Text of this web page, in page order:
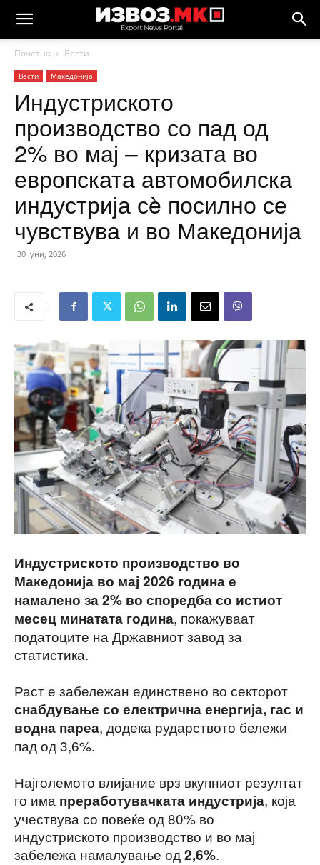
Почетна Вести
Вести Македонија
Индустриското
производство со пад од
2% во мај – кризата во
европската автомобилска
индустрија сè посилно се
чувствува и во Македонија
30 јуни, 2026
Индустриското производство во
Македонија во мај 2026 година е
намалено за 2% во споредба со истиот
месец минатата година, покажуваат
податоците на Државниот завод за
статистика.
Раст е забележан единствено во секторот
снабдување со електрична енергија, гас и
водна пареа, додека рударството бележи
пад од 3,6%.
Најголемото влијание врз вкупниот резултат
го има преработувачката индустрија, која
учествува со повеќе од 80% во
индустриското производство и во мај
забележа намалување од2,6%.